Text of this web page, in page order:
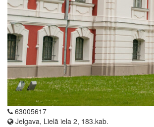
63005617
Jelgava, Lielā iela 2, 183.kab.